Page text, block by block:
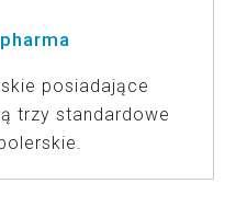
posiadające
trzy standardowe